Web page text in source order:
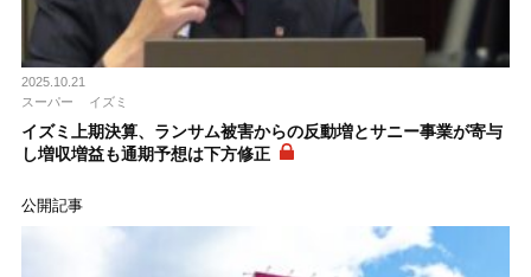
2025.10.21
スーパー
イズミ
イズミ上期決算、ランサム被害からの反動増とサニー事業が寄与
し増収増益も通期予想は下方修正
公開記事